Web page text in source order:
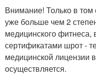
Внимание! Только в том
уже больше чем 2
медицинского
сертификатами шрот -
медицинской лицензии
осуществляется.